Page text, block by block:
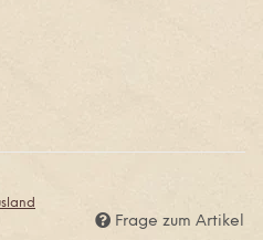
Frage zum Artikel